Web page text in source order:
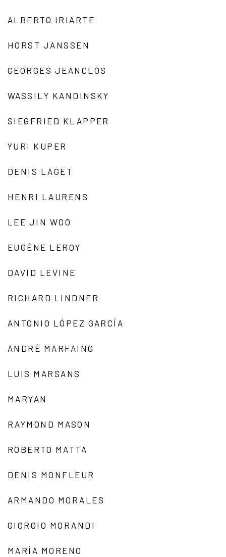
ALBERTO IRIARTE
HORST JANSSEN
GEORGES JEANCLOS
WASSILY KANDINSKY
SIEGFRIED KLAPPER
YURI KUPER
DENIS LAGET
HENRI LAURENS
LEE JIN WOO
EUGÈNE LEROY
DAVID LEVINE
RICHARD LINDNER
ANTONIO LÓPEZ GARCÍA
ANDRÉ MARFAING
LUIS MARSANS
MARYAN
RAYMOND MASON
ROBERTO MATTA
DENIS MONFLEUR
ARMANDO MORALES
GIORGIO MORANDI
MARÍA MORENO